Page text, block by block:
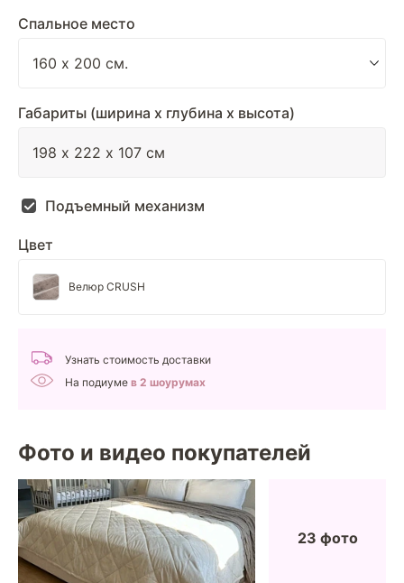
Спальное место
Габариты (ширина х глубина х высота)
Подъемный механизм
Цвет
Велюр CRUSH
Узнать стоимость доставки
На подиуме в 2 шоурумах
Фото и видео покупателей
23 фото